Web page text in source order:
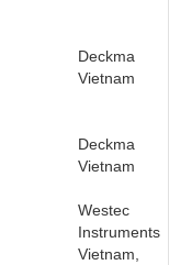
Deckma
Vietnam
Deckma
Vietnam
Westec
Instruments
Vietnam,